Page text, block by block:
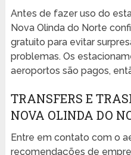
Antes de fazer uso do
Nova Olinda do Norte
gratuito para evitar
problemas. Os
aeroportos são pagos,
TRANSFERS E
NOVA OLINDA DO
Entre em contato com o
recomendações de